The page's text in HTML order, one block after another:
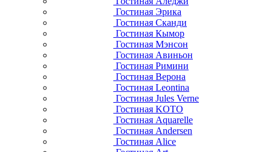
Гостиная Эрика
Гостиная Сканди
Гостиная Кымор
Гостиная Мэнсон
Гостиная Авиньон
Гостиная Римини
Гостиная Верона
Гостиная Leontina
Гостиная Jules Verne
Гостиная KOTO
Гостиная Aquarelle
Гостиная Andersen
Гостиная Alice